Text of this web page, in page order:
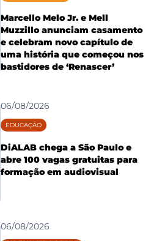
Marcello Melo Jr. e Mell
Muzzillo anunciam casamento
e celebram novo capítulo de
uma história que começou nos
bastidores de ‘Renascer’
06/08/2026
EDUCAÇÃO
DiALAB chega a São Paulo e
abre 100 vagas gratuitas para
formação em audiovisual
06/08/2026